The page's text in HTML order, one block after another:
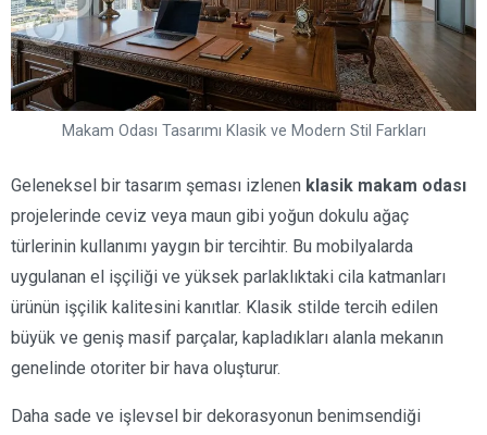
Makam Odası Tasarımı Klasik ve Modern Stil Farkları
Geleneksel bir tasarım şeması izlenen klasik makam odası
projelerinde ceviz veya maun gibi yoğun dokulu ağaç
türlerinin kullanımı yaygın bir tercihtir. Bu mobilyalarda
uygulanan el işçiliği ve yüksek parlaklıktaki cila katmanları
ürünün işçilik kalitesini kanıtlar. Klasik stilde tercih edilen
büyük ve geniş masif parçalar, kapladıkları alanla mekanın
genelinde otoriter bir hava oluşturur.
Daha sade ve işlevsel bir dekorasyonun benimsendiği